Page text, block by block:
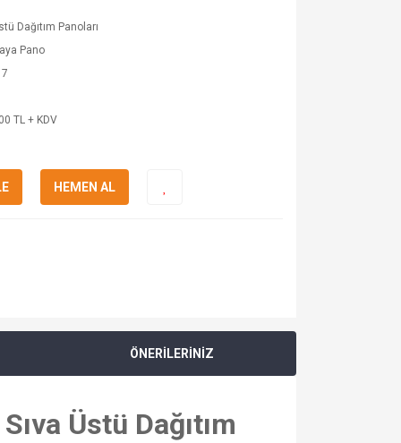
Dağıtım Panoları
Pano
TL + KDV
HEMEN AL
ÖNERİLERİNİZ
Üstü Dağıtım